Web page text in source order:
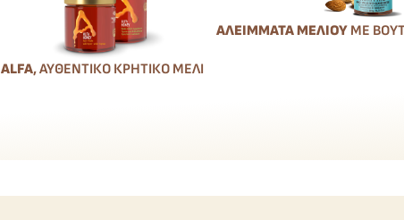
ALFA, ΑΥΘΕΝΤΙΚΌ ΚΡΗΤΙΚΌ ΜΈΛΙ
ΑΛΕΊΜΜΑΤΑ ΜΕΛΙΟΎΜΕ